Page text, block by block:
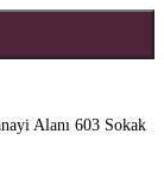
Alanı 603 Sokak